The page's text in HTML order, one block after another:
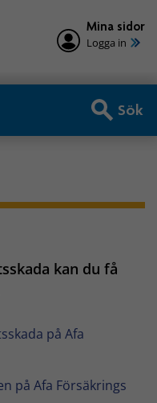
Mina sidor
Logga in
Sök
kan du få
på Afa
på Afa Försäkrings